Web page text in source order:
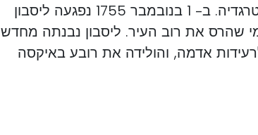
אבל, כמובן, ההיסטוריה הביאה גם טרגדיה. ב- 1 בנובמבר 1755 נפגעה ליסבון
שהרס את רוב העיר. ליסבון נבנתה מחדש
אדמה, והולידה את רובע באיקסה